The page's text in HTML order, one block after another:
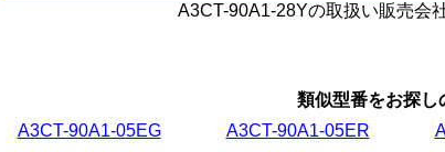
A3CT-90A1-28Yの取扱い販売
類似型番をお探し
A3CT-90A1-05EG
A3CT-90A1-05ER